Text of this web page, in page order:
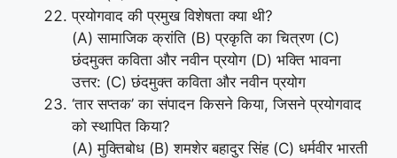
प्रयोगवाद की प्रमुख विशेषता क्या थी?
(A) सामाजिक क्रांति (B) प्रकृति का चित्रण (C)
छंदमुक्त कविता और नवीन प्रयोग (D) भक्ति भावना
उत्तर: (C) छंदमुक्त कविता और नवीन प्रयोग
‘तार सप्तक’ का संपादन किसने किया, जिसने प्रयोगवाद
को स्थापित किया?
(A) मुक्तिबोध (B) शमशेर बहादुर सिंह (C) धर्मवीर भारती